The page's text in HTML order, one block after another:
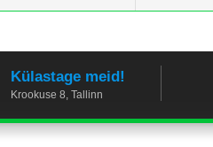
Külastage meid!
Krookuse 8, Tallinn